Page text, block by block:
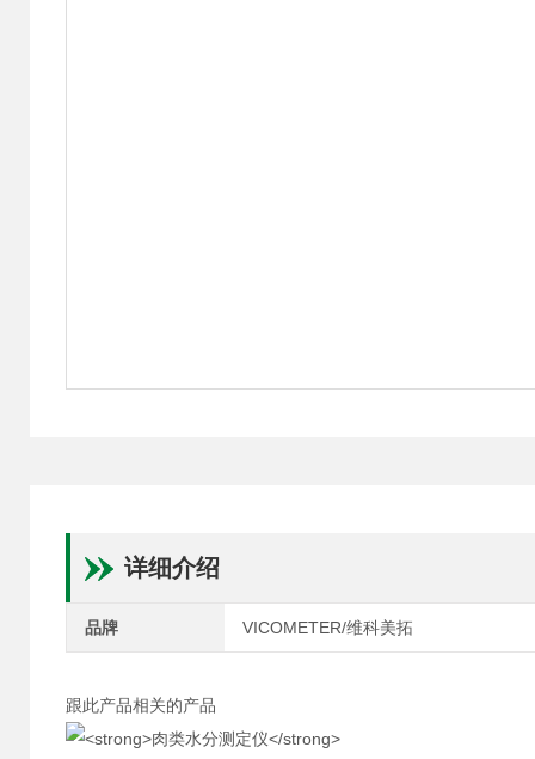
详细介绍
品牌 VICOMETER/维科美拓
跟此产品相关的产品